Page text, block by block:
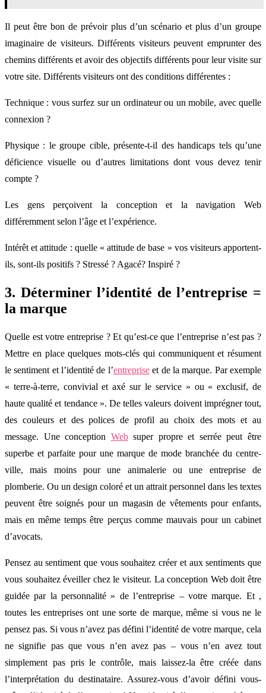
Il peut être bon de prévoir plus d’un scénario et plus d’un groupe
imaginaire de visiteurs. Différents visiteurs peuvent emprunter des
chemins différents et avoir des objectifs différents pour leur visite sur
votre site. Différents visiteurs ont des conditions différentes :
Technique : vous surfez sur un ordinateur ou un mobile, avec quelle
connexion ?
Physique : le groupe cible, présente-t-il des handicaps tels qu’une
déficience visuelle ou d’autres limitations dont vous devez tenir
compte ?
Les gens perçoivent la conception et la navigation Web
différemment selon l’âge et l’expérience.
Intérêt et attitude : quelle « attitude de base » vos visiteurs apportent-
ils, sont-ils positifs ? Stressé ? Agacé? Inspiré ?
3. Déterminer l’identité de l’entreprise =
la marque
Quelle est votre entreprise ? Et qu’est-ce que l’entreprise n’est pas ?
Mettre en place quelques mots-clés qui communiquent et résument
le sentiment et l’identité de l’entrepriseet de la marque. Par exemple
« terre-à-terre, convivial et axé sur le service » ou « exclusif, de
haute qualité et tendance ». De telles valeurs doivent imprégner tout,
des couleurs et des polices de profil au choix des mots et au
message. Une conception Websuper propre et serrée peut être
superbe et parfaite pour une marque de mode branchée du centre-
ville, mais moins pour une animalerie ou une entreprise de
plomberie. Ou un design coloré et un attrait personnel dans les textes
peuvent être soignés pour un magasin de vêtements pour enfants,
mais en même temps être perçus comme mauvais pour un cabinet
d’avocats.
Pensez au sentiment que vous souhaitez créer et aux sentiments que
vous souhaitez éveiller chez le visiteur. La conception Web doit être
guidée par la personnalité » de l’entreprise – votre marque. Et ,
toutes les entreprises ont une sorte de marque, même si vous ne le
pensez pas. Si vous n’avez pas défini l’identité de votre marque, cela
ne signifie pas que vous n’en avez pas – vous n’en avez tout
simplement pas pris le contrôle, mais laissez-la être créée dans
l’interprétation du destinataire. Assurez-vous d’avoir défini vous-